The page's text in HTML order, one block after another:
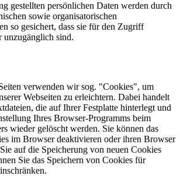
gestellten persönlichen Daten werden durch
sowie organisatorischen
so gesichert, dass sie für den Zugriff
unzugänglich sind.
verwenden wir sog. "Cookies", um
Webseiten zu erleichtern. Dabei handelt
die auf Ihrer Festplatte hinterlegt und
Ihres Browser-Programms beim
wieder gelöscht werden. Sie können das
im Browser deaktivieren oder ihren Browser
auf die Speicherung von neuen Cookies
Sie das Speichern von Cookies für